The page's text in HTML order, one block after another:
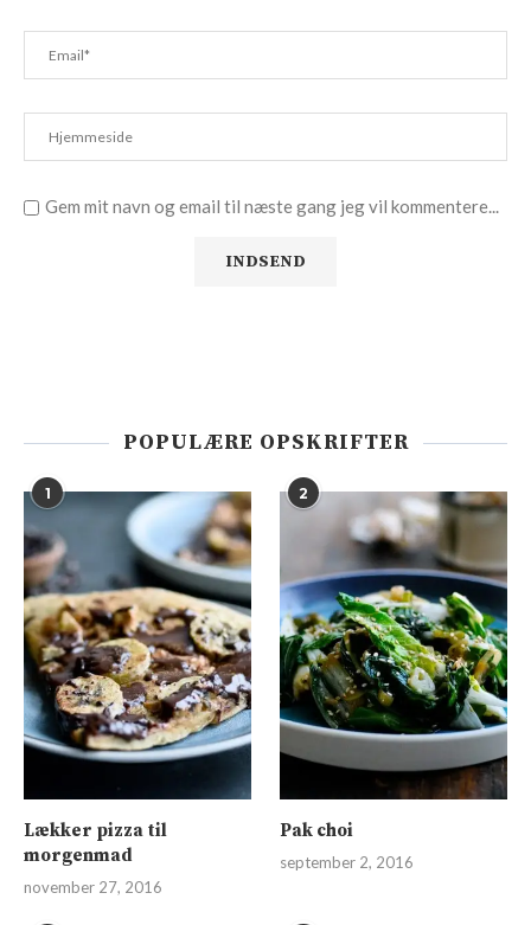
Gem mit navn og email til næste gang jeg vil kommentere...
POPULÆRE OPSKRIFTER
1
Lækker pizza til
morgenmad
november 27, 2016
2
Pak choi
september 2, 2016